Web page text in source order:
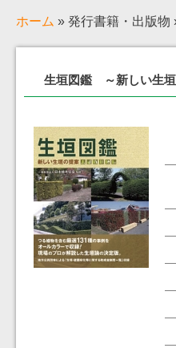
ホーム » 発行書籍・出版物
生垣図鑑 ～新しい生垣